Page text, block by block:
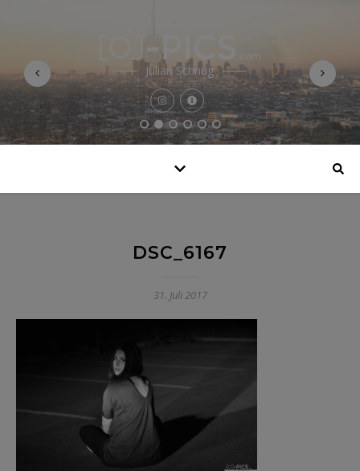
Julian Schnug
DSC_6167
31. Juli 2017